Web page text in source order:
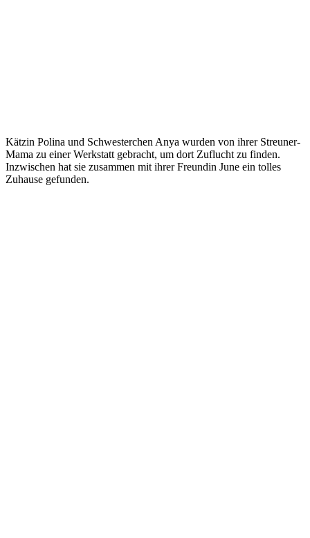
Kätzin Polina und Schwesterchen Anya wurden von ihrer Streuner-
Mama zu einer Werkstatt gebracht, um dort Zuflucht zu finden.
Inzwischen hat sie zusammen mit ihrer Freundin June ein tolles
Zuhause gefunden.